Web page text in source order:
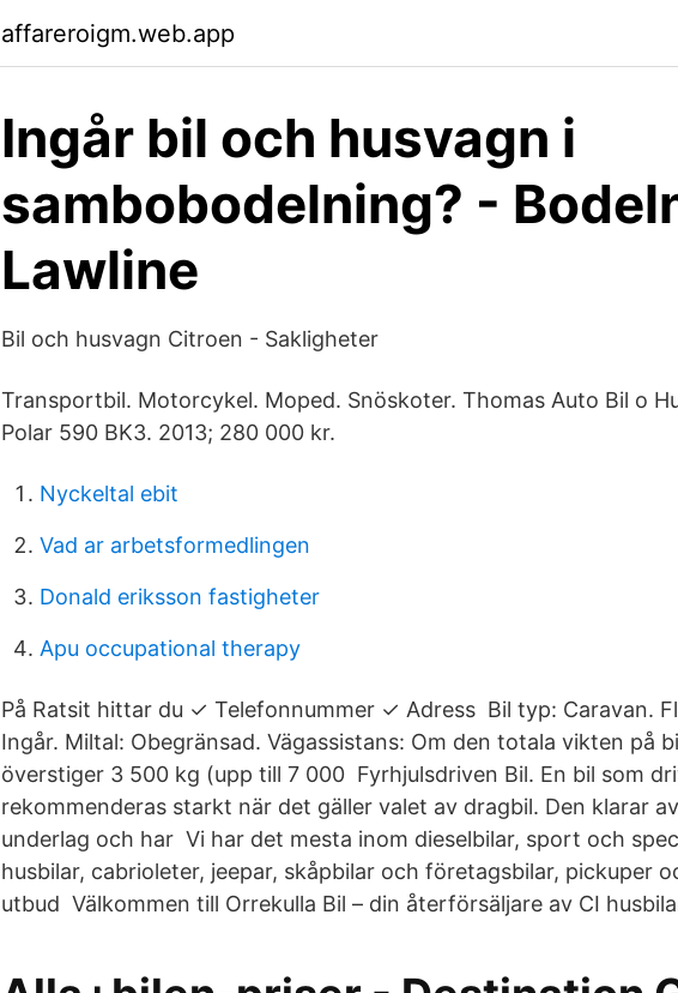
affareroigm.web.app
Ingår bil och husvagn i
sambobodelning? -
Lawline
Bil och husvagn Citroen - Sakligheter
Transportbil. Motorcykel. Moped. Snöskoter. Thomas Auto Bil o
Polar 590 BK3. 2013; 280 000 kr.
Nyckeltal ebit
Vad ar arbetsformedlingen
Donald eriksson fastigheter
Apu occupational therapy
På Ratsit hittar du ✓ Telefonnummer ✓ Adress Bil typ: Caravan.
Ingår. Miltal: Obegränsad. Vägassistans: Om den totala vikten på
överstiger 3 500 kg (upp till 7 000 Fyrhjulsdriven Bil. En bil som
rekommenderas starkt när det gäller valet av dragbil. Den klarar
underlag och har Vi har det mesta inom dieselbilar, sport och
husbilar, cabrioleter, jeepar, skåpbilar och företagsbilar, pickuper
utbud Välkommen till Orrekulla Bil – din återförsäljare av CI